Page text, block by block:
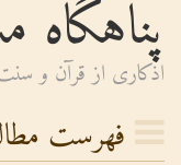
پناهگاه
اذكارى از قرآن و
فهرست